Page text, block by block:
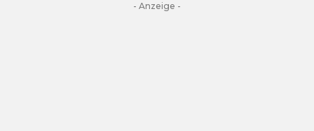
- Anzeige -